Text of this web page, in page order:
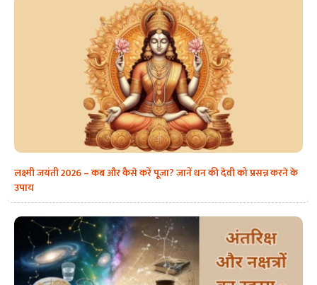
लक्ष्मी जयंती 2026 – कब और कैसे करें पूजा? जानें धन की देवी को प्रसन्न करने के
उपाय